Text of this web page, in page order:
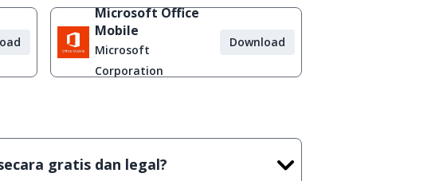
Microsoft Office
Mobile
Microsoft
Corporation
Download
gratis dan legal?